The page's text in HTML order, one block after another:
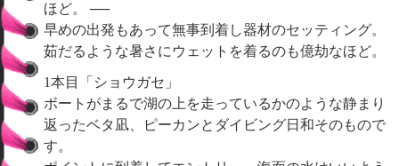
ほど。 ──
早めの出発もあって無事到着し器材のセッティング。
茹だるような暑さにウェットを着るのも億劫なほど。
1本目「ショウガセ」
ボートがまるで湖の上を走っているかのような静まり
返ったベタ凪、ピーカンとダイビング日和そのもので
す。